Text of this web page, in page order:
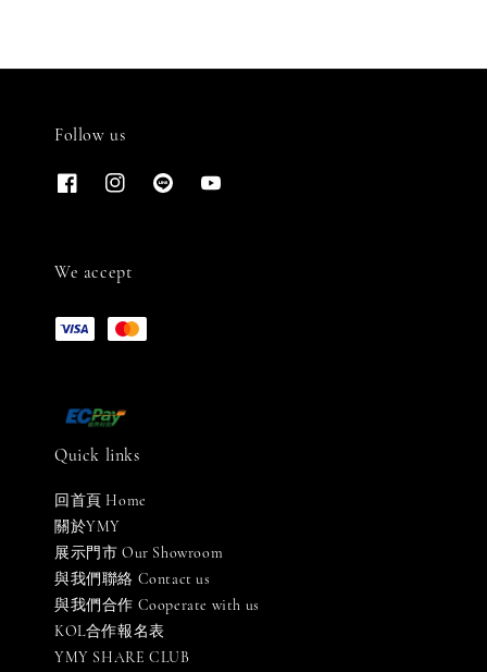
Follow us
We accept
Quick links
回首頁 Home
關於YMY
展示門市 Our Showroom
與我們聯絡 Contact us
與我們合作 Cooperate with us
KOL合作報名表
YMY SHARE CLUB